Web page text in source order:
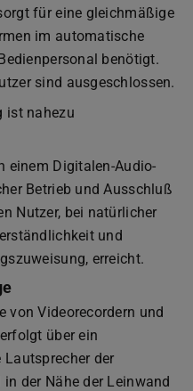
für eine gleichmäßige
im automatische
benötigt.
sind ausgeschlossen.
ist nahezu
einem Digitalen-Audio-
Betrieb und Ausschluß
Nutzer, bei natürlicher
und
erreicht.
von Videorecordern und
über ein
der
der Nähe der Leinwand